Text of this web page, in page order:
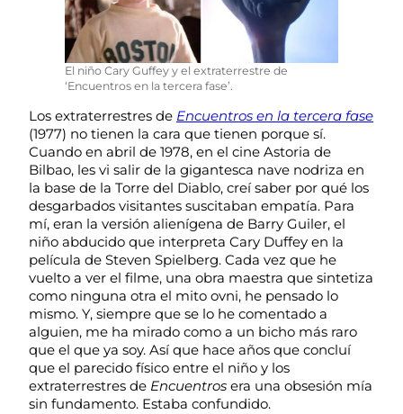
El niño Cary Guffey y el extraterrestre de
‘Encuentros en la tercera fase’.
Los extraterrestres de Encuentros en la tercera fase
(1977) no tienen la cara que tienen porque sí.
Cuando en abril de 1978, en el cine Astoria de
Bilbao, les vi salir de la gigantesca nave nodriza en
la base de la Torre del Diablo, creí saber por qué los
desgarbados visitantes suscitaban empatía. Para
mí, eran la versión alienígena de Barry Guiler, el
niño abducido que interpreta Cary Duffey en la
película de Steven Spielberg. Cada vez que he
vuelto a ver el filme, una obra maestra que sintetiza
como ninguna otra el mito ovni, he pensado lo
mismo. Y, siempre que se lo he comentado a
alguien, me ha mirado como a un bicho más raro
que el que ya soy. Así que hace años que concluí
que el parecido físico entre el niño y los
extraterrestres de Encuentros era una obsesión mía
sin fundamento. Estaba confundido.